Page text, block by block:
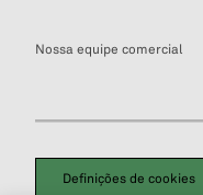
Nossa equipe comercial
Definições de cookies